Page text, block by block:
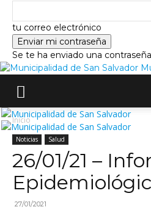
tu correo electrónico
Se te ha enviado una
Inicio
Noticias Salud
26/01/21 –
27/01/2021